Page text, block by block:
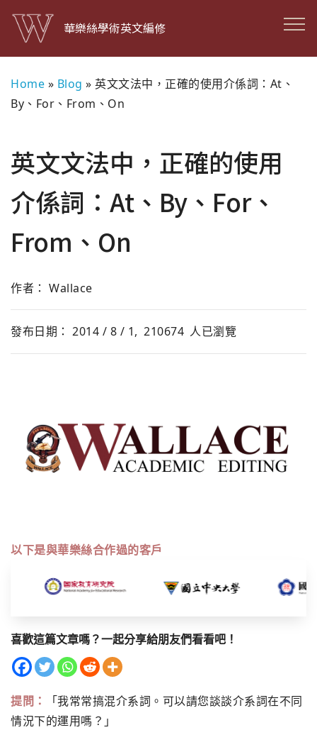
華樂絲學術英文編修
Home » Blog » 英文文法中，正確的使用介係詞：At、
By、For、From、On
英文文法中，正確的使用
介係詞：At、By、For、
From、On
作者： Wallace
發布日期： 2014 / 8 / 1, 210674 人已瀏覽
以下是與華樂絲合作過的客戶
喜歡這篇文章嗎？一起分享給朋友們看看吧！
提問：
「我常常搞混介系詞。可以請您談談介系詞在不同
情況下的運用嗎？」